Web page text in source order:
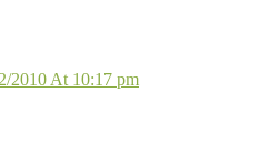
2010 At 10:17 pm